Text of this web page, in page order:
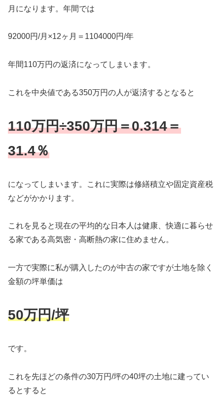
月になります。年間では
92000円/月×12ヶ月＝1104000円/年
年間110万円の返済になってしまいます。
これを中央値である350万円の人が返済するとなると
110万円÷350万円＝0.314＝
31.4％
になってしまいます。これに実際は修繕積立や固定資産税
などがかかります。
これを見ると現在の平均的な日本人は健康、快適に暮らせ
る家である高気密・高断熱の家に住めません。
一方で実際に私が購入したのが中古の家ですが土地を除く
金額の坪単価は
50万円/坪
です。
これを先ほどの条件の30万円/坪の40坪の土地に建ってい
るとすると